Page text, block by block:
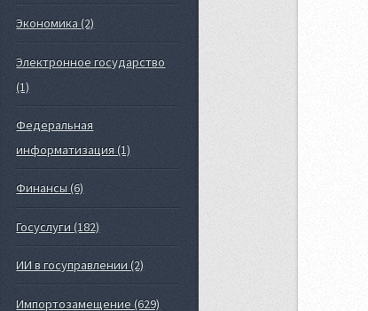
Экономика (2)
Электронное государство
(1)
Федеральная
информатизация (1)
Финансы (6)
Госуслуги (182)
ИИ в госуправлении (2)
Импортозамещение (629)